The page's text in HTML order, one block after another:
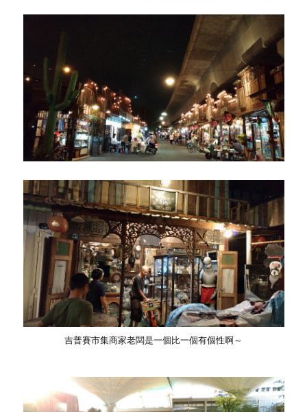
吉普賽市集商家老闆是一個比一個有個性啊～